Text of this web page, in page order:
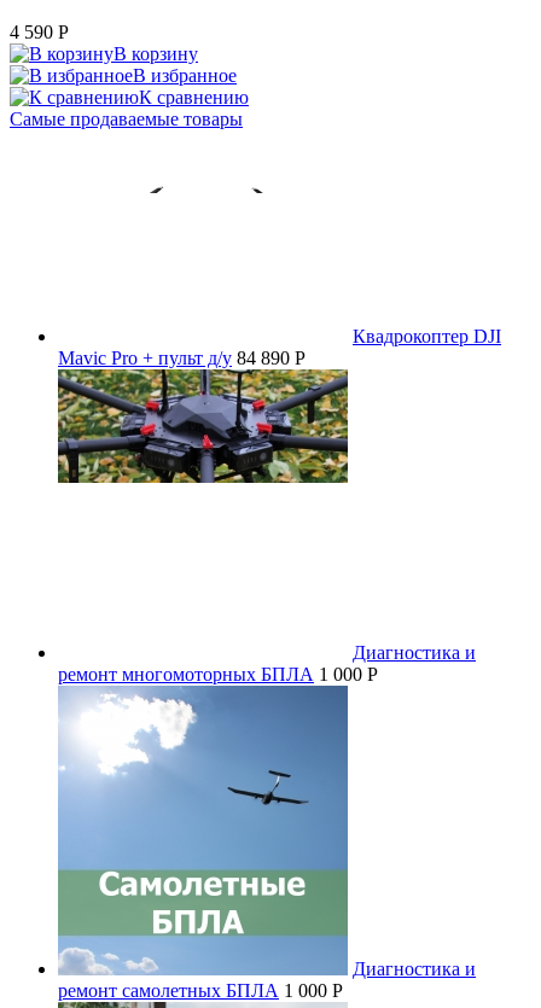
4 590 P
В корзину
В избранное
К сравнению
Самые продаваемые товары
Квадрокоптер DJI
Mavic Pro + пульт д/у 84 890 P
Диагностика и
ремонт многомоторных БПЛА 1 000 P
Диагностика и
ремонт самолетных БПЛА 1 000 P